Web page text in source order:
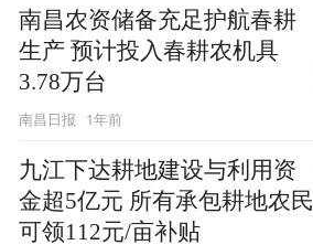
南昌农资储备充足护航春耕
生产 预计投入春耕农机具
3.78万台
南昌日报 1年前
九江下达耕地建设与利用资
金超5亿元 所有承包耕地农民
可领112元/亩补贴